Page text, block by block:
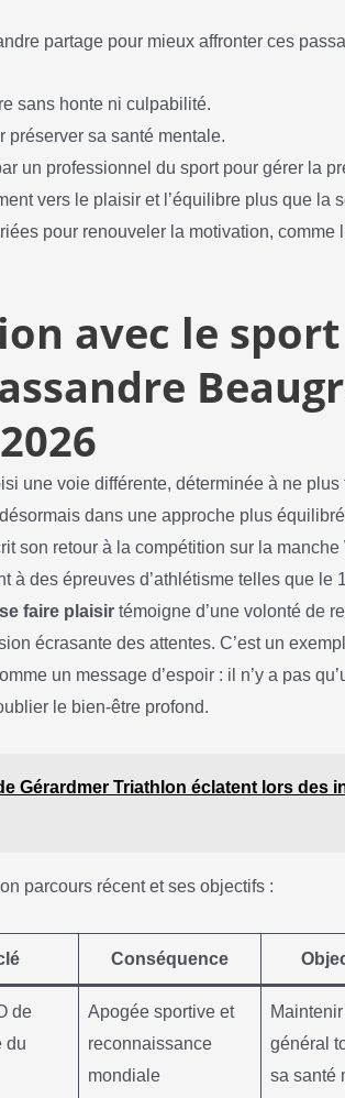
partage pour mieux affronter ces
sans honte ni culpabilité.
préserver sa santé mentale.
un professionnel du sport pour gérer la
vers le plaisir et l’équilibre plus que la
pour renouveler la motivation, comme
avec le
une voie différente, déterminée à ne plus
dans une approche plus
son retour à la compétition sur la manche
à des épreuves d’athlétisme telles que le
se faire plaisir témoigne d’une volonté de
écrasante des attentes. C’est un
un message d’espoir : il n’y a pas
le bien-être profond.
Gérardmer Triathlon éclatent lors des
parcours récent et ses objectifs :
Conséquence
de
du
Apogée sportive et
reconnaissance
mondiale
général
sa santé